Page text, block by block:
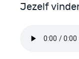
Jezelf